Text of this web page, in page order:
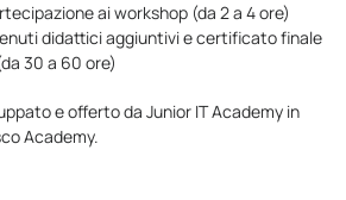
ai workshop (da 2 a 4 ore)
didattici aggiuntivi e certificato finale
30 a 60 ore)
e offerto da Junior IT Academy in
Academy.